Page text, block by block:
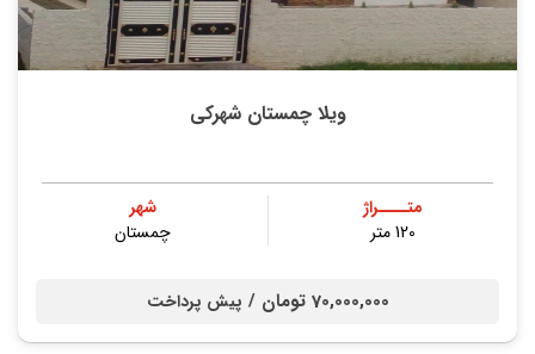
ویلا چمستان شهرکی
متــــراژ
120 متر
شهر
چمستان
70,000,000 تومان / پیش پرداخت